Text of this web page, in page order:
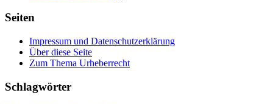
Seiten
Impressum und Datenschutzerklärung
Über diese Seite
Zum Thema Urheberrecht
Schlagwörter